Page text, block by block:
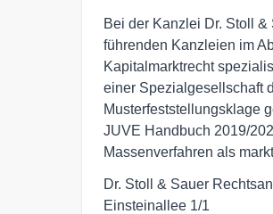
Bei der Kanzlei Dr. Stoll
führenden Kanzleien im
Kapitalmarktrecht
einer Spezialgesellschaft
Musterfeststellungsklage
JUVE Handbuch 2019/
Massenverfahren als
Dr. Stoll & Sauer
Einsteinallee 1/1